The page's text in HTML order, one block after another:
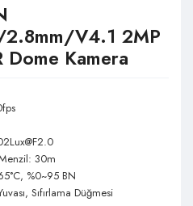
V4.1 2MP
Kamera
Menzil: 30m
%0~95 BN
Sıfırlama Düğmesi